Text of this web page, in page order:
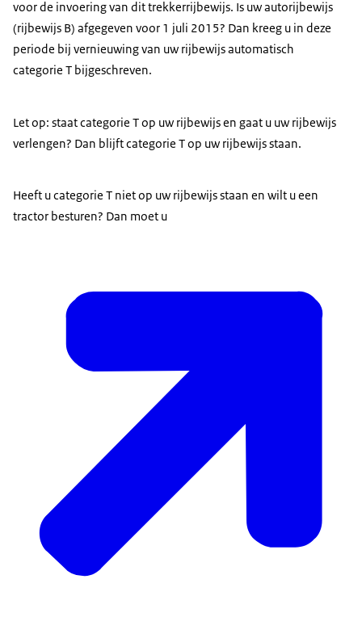
voor de invoering van dit trekkerrijbewijs. Is uw autorijbewijs
(rijbewijs B) afgegeven voor 1 juli 2015? Dan kreeg u in deze
periode bij vernieuwing van uw rijbewijs automatisch
categorie T bijgeschreven.
Let op: staat categorie T op uw rijbewijs en gaat u uw rijbewijs
verlengen? Dan blijft categorie T op uw rijbewijs staan.
Heeft u categorie T niet op uw rijbewijs staan en wilt u een
tractor besturen? Dan moet u